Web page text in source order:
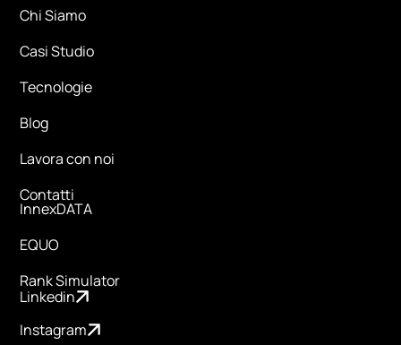
Chi Siamo
Casi Studio
Tecnologie
Blog
Lavora con noi
Contatti
InnexDATA
EQUO
Rank Simulator
Linkedin
Instagram